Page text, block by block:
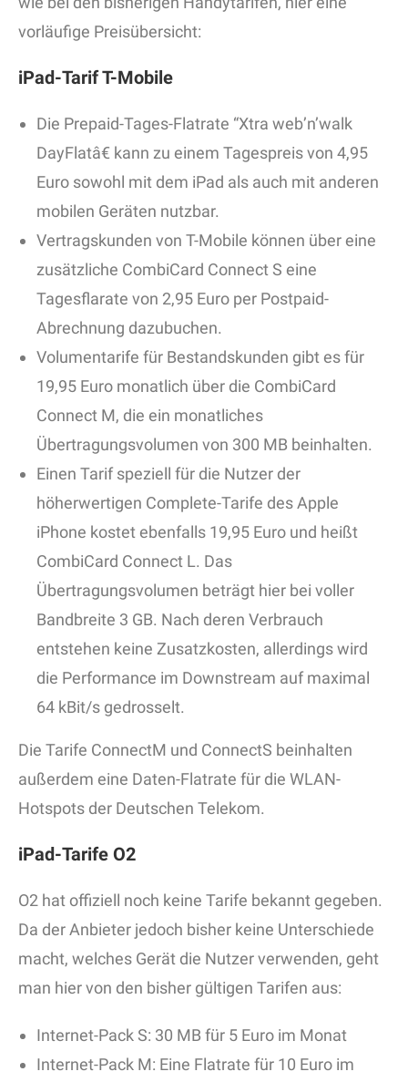
vorläufige Preisübersicht:
iPad-Tarif T-Mobile
Die Prepaid-Tages-Flatrate “Xtra web’n’walk
DayFlatâ€ kann zu einem Tagespreis von 4,95
Euro sowohl mit dem iPad als auch mit anderen
mobilen Geräten nutzbar.
Vertragskunden von T-Mobile können über eine
zusätzliche CombiCard Connect S eine
Tagesflarate von 2,95 Euro per Postpaid-
Abrechnung dazubuchen.
Volumentarife für Bestandskunden gibt es für
19,95 Euro monatlich über die CombiCard
Connect M, die ein monatliches
Übertragungsvolumen von 300 MB beinhalten.
Einen Tarif speziell für die Nutzer der
höherwertigen Complete-Tarife des Apple
iPhone kostet ebenfalls 19,95 Euro und heißt
CombiCard Connect L. Das
Übertragungsvolumen beträgt hier bei voller
Bandbreite 3 GB. Nach deren Verbrauch
entstehen keine Zusatzkosten, allerdings wird
die Performance im Downstream auf maximal
64 kBit/s gedrosselt.
Die Tarife ConnectM und ConnectS beinhalten
außerdem eine Daten-Flatrate für die WLAN-
Hotspots der Deutschen Telekom.
iPad-Tarife O2
O2 hat offiziell noch keine Tarife bekannt gegeben.
Da der Anbieter jedoch bisher keine Unterschiede
macht, welches Gerät die Nutzer verwenden, geht
man hier von den bisher gültigen Tarifen aus:
Internet-Pack S: 30 MB für 5 Euro im Monat
Internet-Pack M: Eine Flatrate für 10 Euro im